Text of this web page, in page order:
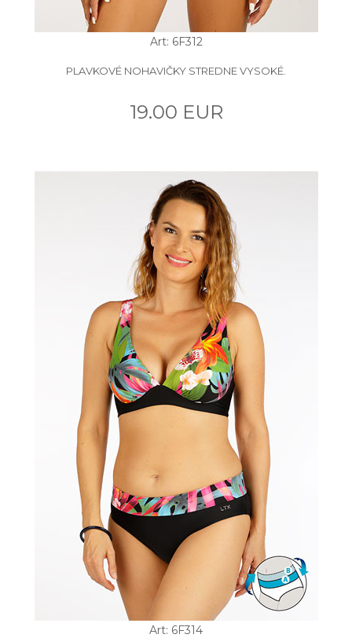
Art: 6F312
PLAVKOVÉ NOHAVIČKY STREDNE VYSOKÉ.
19.00 EUR
Art: 6F314